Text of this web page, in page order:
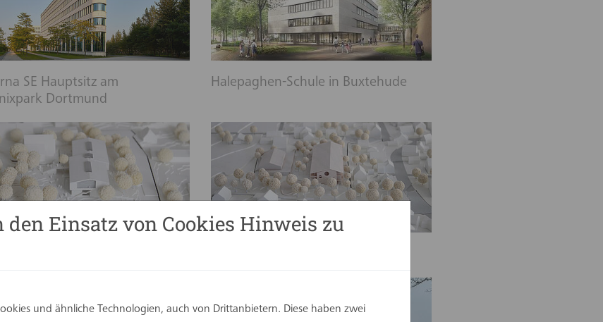
SE Hauptsitz am
Dortmund
Halepaghen-Schule in Buxtehude
Einsatz von Cookies Hinweis zu
und ähnliche Technologien, auch von Drittanbietern. Diese haben zwei